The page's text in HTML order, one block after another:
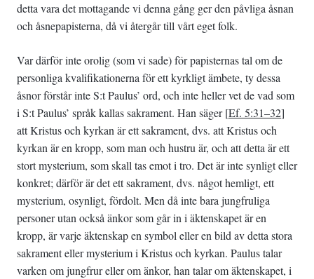
detta vara det mottagande vi denna gång ger den påvliga åsnan
och åsnepapisterna, då vi återgår till vårt eget folk.
Var därför inte orolig (som vi sade) för papisternas tal om de
personliga kvalifikationerna för ett kyrkligt ämbete, ty dessa
åsnor förstår inte S:t Paulus’ ord, och inte heller vet de vad som
i S:t Paulus’ språk kallas sakrament. Han säger [Ef. 5:31–32]
att Kristus och kyrkan är ett sakrament, dvs. att Kristus och
kyrkan är en kropp, som man och hustru är, och att detta är ett
stort mysterium, som skall tas emot i tro. Det är inte synligt eller
konkret; därför är det ett sakrament, dvs. något hemligt, ett
mysterium, osynligt, fördolt. Men då inte bara jungfruliga
personer utan också änkor som går in i äktenskapet är en
kropp, är varje äktenskap en symbol eller en bild av detta stora
sakrament eller mysterium i Kristus och kyrkan. Paulus talar
varken om jungfrur eller om änkor, han talar om äktenskapet, i